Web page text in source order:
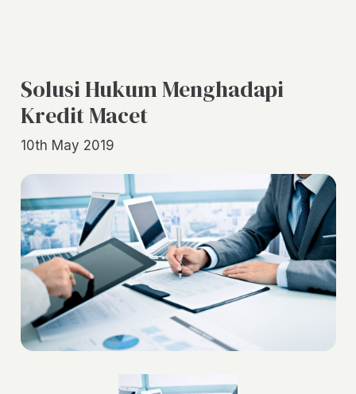
Solusi Hukum Menghadapi
Kredit Macet
10th May 2019